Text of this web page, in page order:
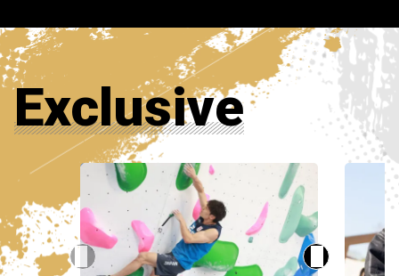
Exclusive